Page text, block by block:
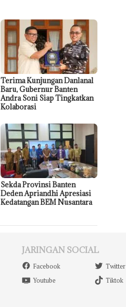
Terima Kunjungan Danlanal
Baru, Gubernur Banten
Andra Soni Siap Tingkatkan
Kolaborasi
Sekda Provinsi Banten
Deden Apriandhi Apresiasi
Kedatangan BEM Nusantara
JARINGAN SOCIAL
Facebook Twitter
Youtube
Tiktok